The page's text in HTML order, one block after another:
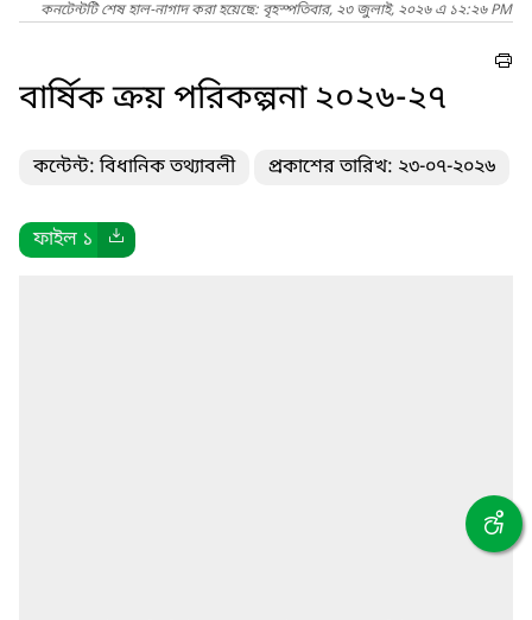
কনটেন্টটি শেষ হাল-নাগাদ করা হয়েছে: বৃহস্পতিবার, ২৩ জুলাই, ২০২৬ এ ১২:২৬ PM
বার্ষিক ক্রয় পরিকল্পনা ২০২৬-২৭
কন্টেন্ট: বিধানিক তথ্যাবলী প্রকাশের তারিখ: ২৩-০৭-২০২৬
ফাইল ১